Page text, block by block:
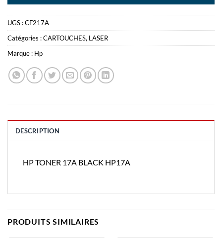
UGS :CF217A
Catégories :CARTOUCHES, LASER
Marque : Hp
DESCRIPTION
HP TONER 17A BLACK HP17A
PRODUITS SIMILAIRES